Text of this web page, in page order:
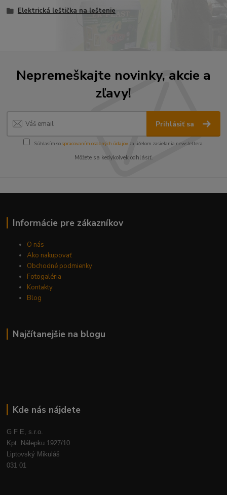
Elektrická leštička na leštenie
Nepremeškajte novinky, akcie a
zľavy!
Prihlásiť sa
Súhlasím sospracovaním osobných údajov za účelom zasielania newslettera.
Môžete sa kedykoľvek odhlásiť.
Informácie pre zákazníkov
O nás
Ako nakupovať
Obchodné podmienky
Fotogaléria
Kontakty
Blog
Najčítanejšie na blogu
Kde nás nájdete
G F E, s.r.o.
Kpt. Nálepku 1927/10
Liptovský Mikuláš
031 01